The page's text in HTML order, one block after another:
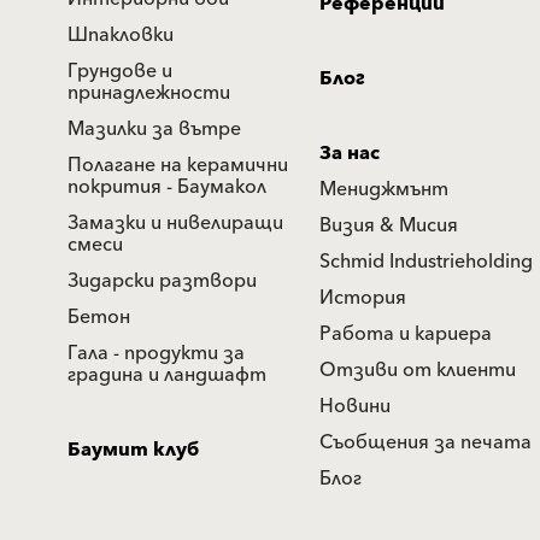
Шпакловки
Грундове и
принадлежности
Мазилки за вътре
Полагане на керамични
покрития - Баумакол
Замазки и нивелиращи
смеси
Зидарски разтвори
Бетон
Гала - продукти за
градина и ландшафт
Блог
За нас
Мениджмънт
Визия & Мисия
Schmid Industrieholding
История
Работа и кариера
Отзиви от клиенти
Новини
Съобщения за печата
Блог
Баумит клуб